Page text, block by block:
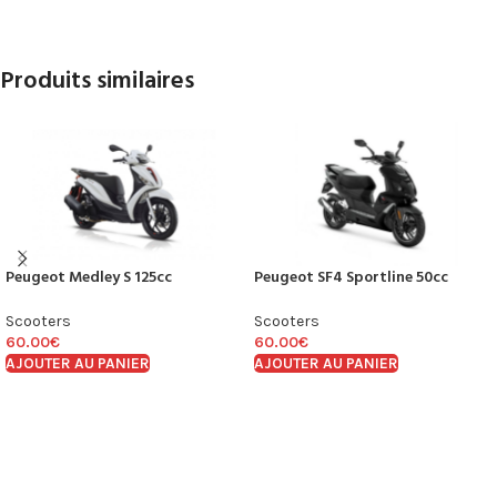
Produits similaires
Peugeot Medley S 125cc
Scooters
60.00€
AJOUTER AU PANIER
Peugeot SF4 Sportline 50cc
Scooters
60.00€
AJOUTER AU PANIER